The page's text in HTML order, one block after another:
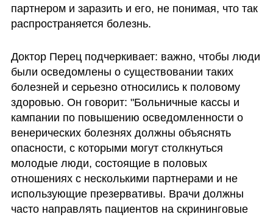
партнером и заразить и его, не понимая, что так
распространяется болезнь.
Доктор Перец подчеркивает: важно, чтобы люди
были осведомлены о существовании таких
болезней и серьезно относились к половому
здоровью. Он говорит: "Больничные кассы и
кампании по повышению осведомленности о
венерических болезнях должны объяснять
опасности, с которыми могут столкнуться
молодые люди, состоящие в половых
отношениях с несколькими партнерами и не
использующие презервативы. Врачи должны
часто направлять пациентов на скрининговые